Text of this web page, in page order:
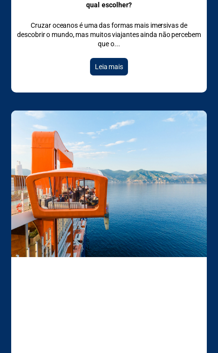
qual escolher?
Cruzar oceanos é uma das formas mais imersivas de
descobrir o mundo, mas muitos viajantes ainda não percebem
que o
Leia mais